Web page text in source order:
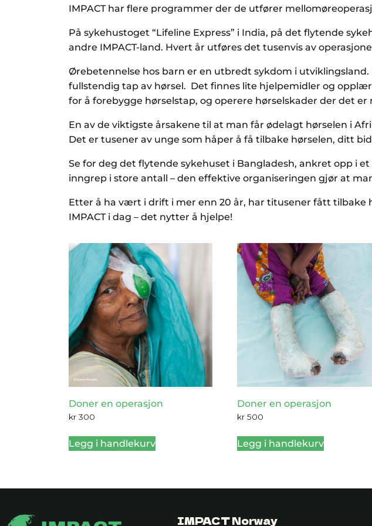
IMPACT har flere programmer der de utfører
På sykehustoget “Lifeline Express” i India, på det flytende
andre IMPACT-land. Hvert år utføres det tusenvis av
Ørebetennelse hos barn er en utbredt sykdom i
fullstendig tap av hørsel. Det finnes lite hjelpemidler og
for å forebygge hørselstap, og operere hørselskader der det er
En av de viktigste årsakene til at man får ødelagt hørselen i
Det er tusener av unge som håper å få tilbake hørselen, ditt
Se for deg det flytende sykehuset i Bangladesh, ankret opp i
inngrep i store antall – den effektive organiseringen gjør at
Etter å ha vært i drift i mer enn 20 år, har titusener fått tilbake
IMPACT i dag – det nytter å hjelpe!
Doner en operasjon
kr 300
Legg i handlekurv
Doner en operasjon
kr500
Legg i handlekurv
IMPACT Norway